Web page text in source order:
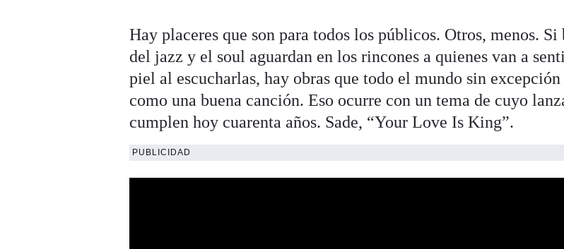
Hay placeres que son para todos los públicos. Otros, menos.
del jazz y el soul aguardan en los rincones a quienes van a
piel al escucharlas, hay obras que todo el mundo sin
como una buena canción. Eso ocurre con un tema de cuyo
cumplen hoy cuarenta años. Sade, “Your Love Is King”.
PUBLICIDAD